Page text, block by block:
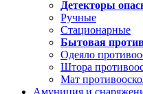
Детекторы
Ручные
Стационарные
Бытовая
Одеяло
Штора
Мат
Амуниция и